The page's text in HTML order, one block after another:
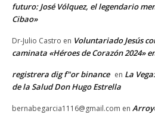
futuro: José Vólquez, el legendario
Cibao»
Dr-Julio Castro en Voluntariado Jesús
caminata «Héroes de Corazón 2024»
registrera dig f"or binance en La
de la Salud Don Hugo Estrella
bernabegarcia1116@gmail.com en